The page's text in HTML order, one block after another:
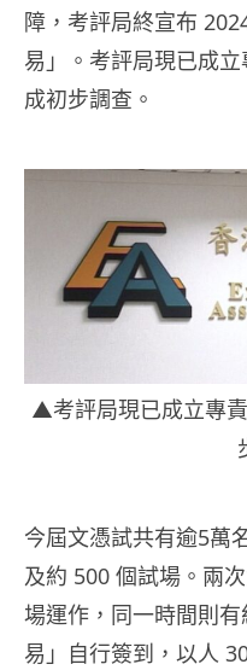
障，考評局終宣布
易」。考評局現已成
成初步調查。
▲考評局現已成立專
今屆文憑試共有逾5萬
及約 500 個試場。兩
場運作，同一時間則
易」自行簽到，以人